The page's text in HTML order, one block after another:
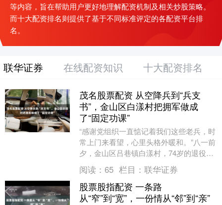
等内容，旨在帮助用户更好地理解配资机制及相关炒股策略。
而十大配资排名则提供了基于不同标准评定的各配资平台排
名。
联华证券 在线配资知识 十大配资排名
茂名股票配资 从空降兵到“兵支
书”，金山区白漾村把拥军做成
了“固定功课”
“感谢党组织一直惦记着我们这些老兵，时
常上门来看望，心里头格外暖和。”八一前
夕，金山区吕巷镇白漾村，74岁的退役军
人老陈握住来访者的手，语气有些激动。
这一天，....
阅读： 65 栏目： 联华证券
股票股指配资 一条路
从“窄”到“宽”，一份情从“邻”到“亲”